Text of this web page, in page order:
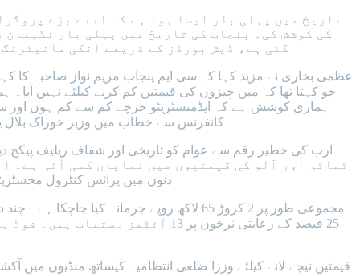
تاریخ میں پہلی بار ایسا ہوا ہے کہ اتنے بڑے
کی کوشش کی۔ پنجاب کی تاریخ میں پہلی بار
گئی ہے، ڈیش بورڈز کے ذریعے انکی
عظمی بخاری نے مزید کہا کہ سی ایم پنجاب مریم نواز صاحبہ کا
جو کہتا تھا کہ میں چیزوں کی قیمتیں کم کرنے کیلئے نہیں
ہماری کوشش ہے کہ ایڈمنسٹریٹو خرچے کم سے کم ہوں اور
کانفرنس سے خطاب میں وزیر خوراک بلال یاسین کا کہنا تھا کہ نگہبان
دنوں میں پرائس کنٹرول مجسٹریٹس نے 3 لاکھ معائنے کیے، 29148 خلاف ورزیاں سامنے آئیں۔ گراں فروشی پر 794 ایف آئی آر درج کر کے 2221
25 فیصد کے رعایتی نرخوں پر